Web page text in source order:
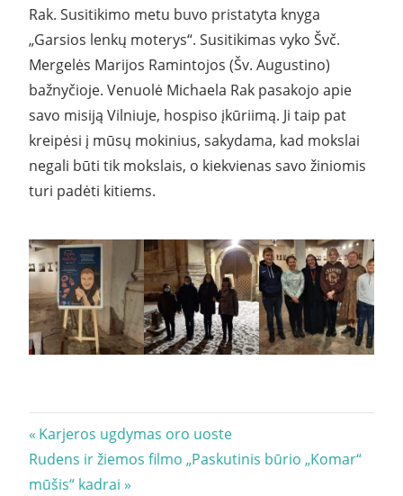
Rak. Susitikimo metu buvo pristatyta knyga
„Garsios lenkų moterys“. Susitikimas vyko Švč.
Mergelės Marijos Ramintojos (Šv. Augustino)
bažnyčioje. Venuolė Michaela Rak pasakojo apie
savo misiją Vilniuje, hospiso įkūriimą. Ji taip pat
kreipėsi į mūsų mokinius, sakydama, kad mokslai
negali būti tik mokslais, o kiekvienas savo žiniomis
turi padėti kitiems.
Navigacija
tarp
Previous
Post:
Karjeros ugdymas oro uoste
Next
Post:
Rudens ir žiemos filmo „Paskutinis būrio „Komar“
mūšis“ kadrai